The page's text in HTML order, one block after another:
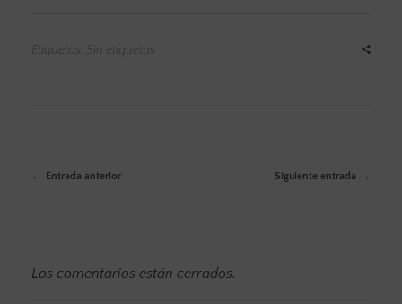
Etiquetas: Sin etiquetas
Entrada anterior Siguiente entrada
Los comentarios están cerrados.